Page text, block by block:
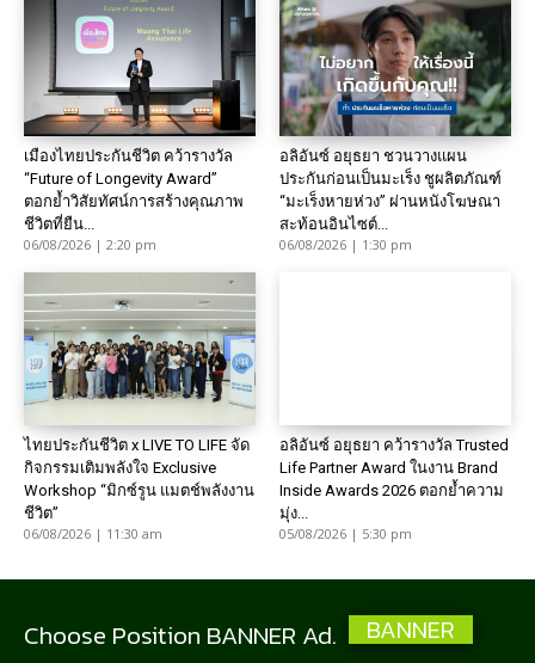
เมืองไทยประกันชีวิต คว้ารางวัล
“Future of Longevity Award”
ตอกย้ำวิสัยทัศน์การสร้างคุณภาพ
ชีวิตที่ยืน...
06/08/2026 | 2:20 pm
อลิอันซ์ อยุธยา ชวนวางแผน
ประกันก่อนเป็นมะเร็ง ชูผลิตภัณฑ์
“มะเร็งหายห่วง” ผ่านหนังโฆษณา
สะท้อนอินไซต์...
06/08/2026 | 1:30 pm
ไทยประกันชีวิต x LIVE TO LIFE จัด
กิจกรรมเติมพลังใจ Exclusive
Workshop “มิกซ์รูน แมตช์พลังงาน
ชีวิต”
06/08/2026 | 11:30 am
อลิอันซ์ อยุธยา คว้ารางวัล Trusted
Life Partner Award ในงาน Brand
Inside Awards 2026 ตอกย้ำความ
มุ่ง...
05/08/2026 | 5:30 pm
Choose Position BANNER Ad. BANNER